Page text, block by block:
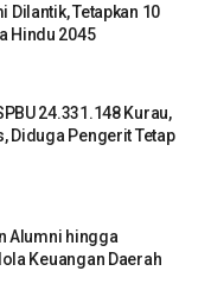
Dilantik, Tetapkan 10
Hindu 2045
24.331.148 Kurau,
Diduga Pengerit Tetap
Alumni hingga
Keuangan Daerah